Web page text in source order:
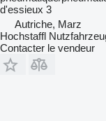
d'essieux 3
Autriche, Marz
Hochstaffl
Contacter le vendeur